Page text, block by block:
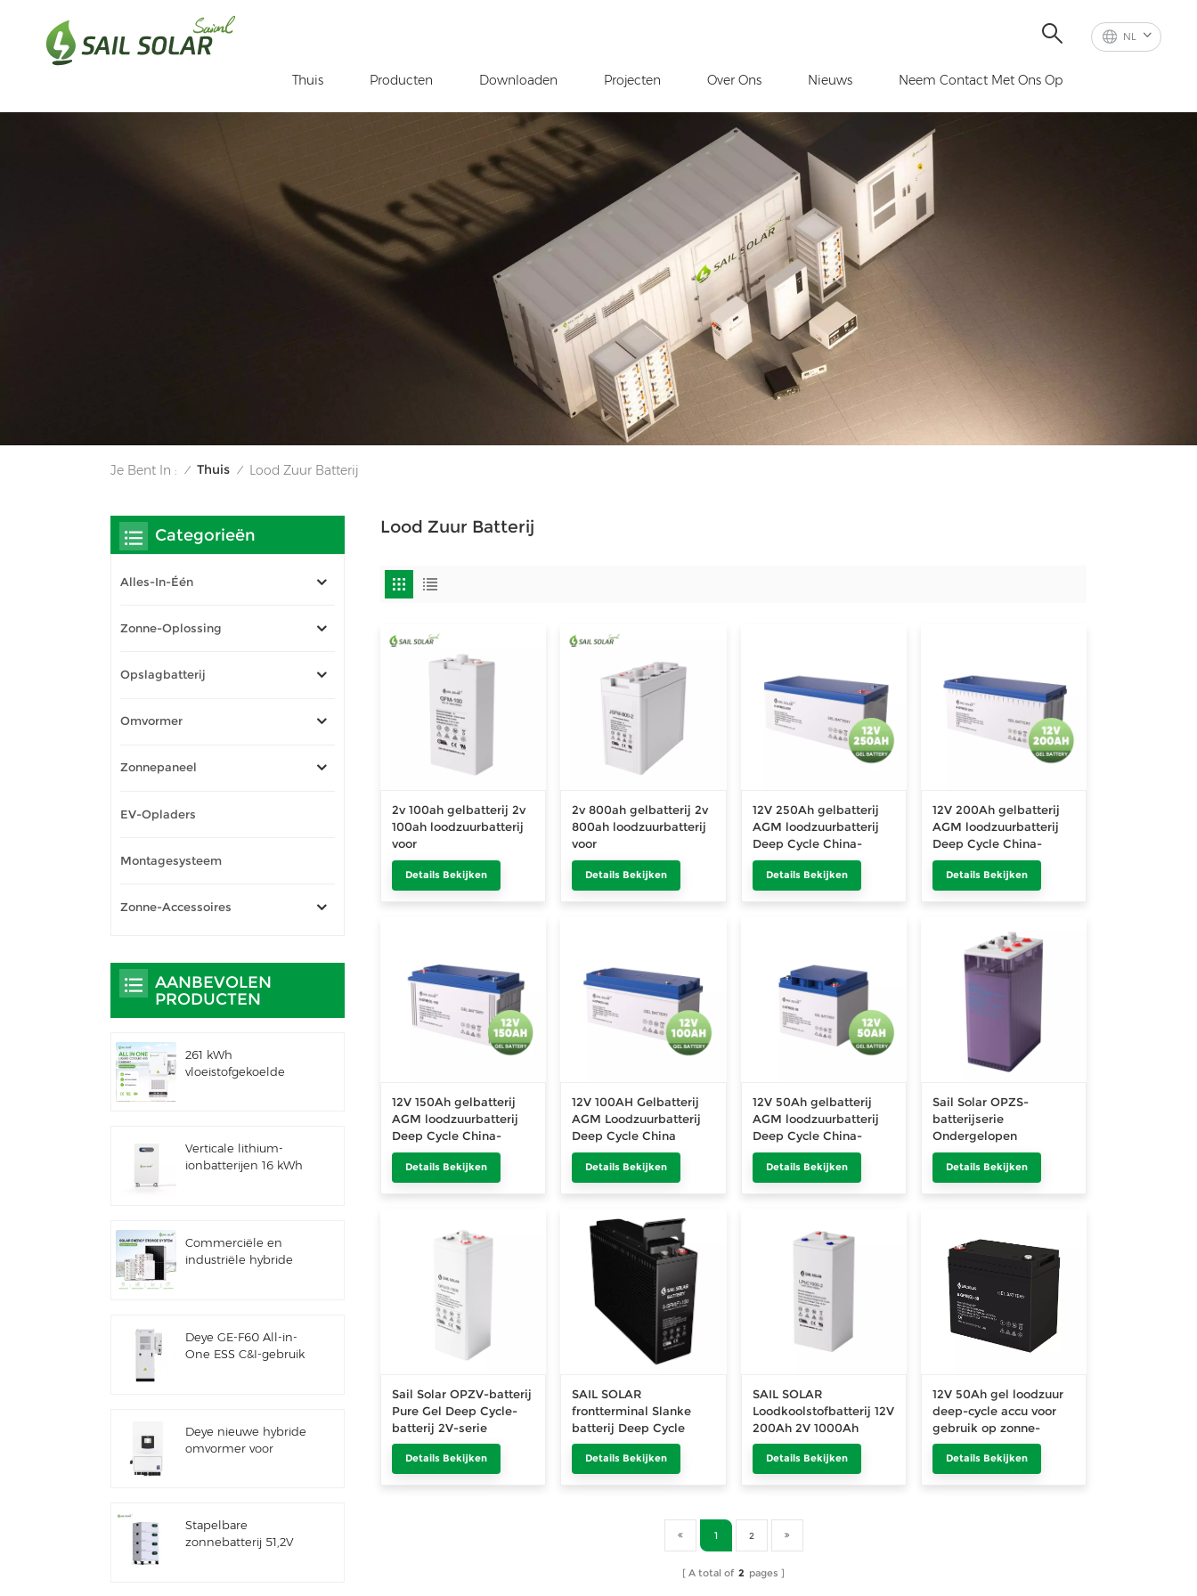
NL
Thuis Producten Downloaden Projecten Over Ons Nieuws Neem Contact Met Ons Op
Je Bent In : / Thuis / Lood Zuur Batterij
Lood Zuur Batterij
2v 100ah gelbatterij 2v
100ah loodzuurbatterij
voor
noodverlichtingssystemen
Details Bekijken
2v 800ah gelbatterij 2v
800ah loodzuurbatterij
voor
noodverlichtingssystemen
Details Bekijken
12V 250Ah gelbatterij
AGM loodzuurbatterij
Deep Cycle China-
fabriek
Details Bekijken
12V 200Ah gelbatterij
AGM loodzuurbatterij
Deep Cycle China-
fabriek
Details Bekijken
12V 150Ah gelbatterij
AGM loodzuurbatterij
Deep Cycle China-
fabriek
Details Bekijken
12V 100AH Gelbatterij
AGM Loodzuurbatterij
Deep Cycle China
Fabriek
Details Bekijken
12V 50Ah gelbatterij
AGM loodzuurbatterij
Deep Cycle China-
fabriek
Details Bekijken
Sail Solar OPZS-
batterijserie
Ondergelopen
loodzuurbatterijen 2V
2000Ah
Details Bekijken
Sail Solar OPZV-batterij
Pure Gel Deep Cycle-
batterij 2V-serie
Details Bekijken
SAIL SOLAR
frontterminal Slanke
batterij Deep Cycle
gelbatterijen
Details Bekijken
SAIL SOLAR
Loodkoolstofbatterij 12V
200Ah 2V 1000Ah
Details Bekijken
12V 50Ah gel loodzuur
deep-cycle accu voor
gebruik op zonne-
energie
Details Bekijken
1 2
A total of 2 pages
Categorieën
Alles-In-Één
Zonne-Oplossing
Opslagbatterij
Omvormer
Zonnepaneel
EV-Opladers
Montagesysteem
Zonne-Accessoires
AANBEVOLEN
PRODUCTEN
261 kWh
vloeistofgekoelde
IP66 ESS
Verticale lithium-
ionbatterijen 16 kWh
Commerciële en
industriële hybride
Deye GE-F60 All-in-
One ESS C&I-gebruik
voor buiten 51,2 V 100
Ah
Deye nieuwe hybride
omvormer voor
Stapelbare
zonnebatterij 51,2V